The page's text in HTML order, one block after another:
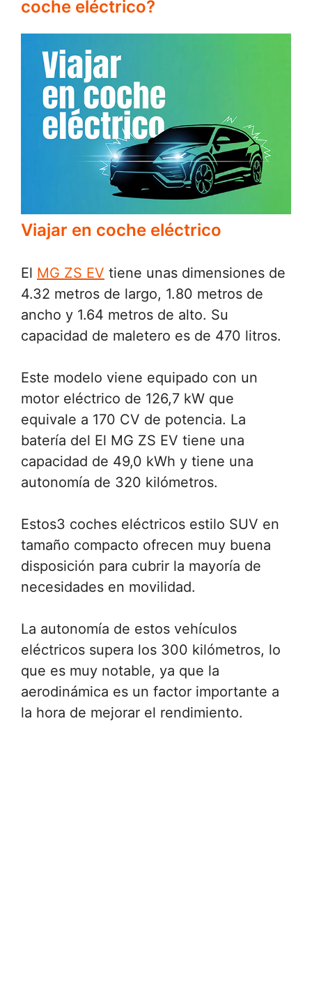
coche eléctrico?
Viajar en coche eléctrico
El MG ZS EV tiene unas dimensiones de
4.32 metros de largo, 1.80 metros de
ancho y 1.64 metros de alto. Su
capacidad de maletero es de 470 litros.
Este modelo viene equipado con un
motor eléctrico de 126,7 kW que
equivale a 170 CV de potencia. La
batería del El MG ZS EV tiene una
capacidad de 49,0 kWh y tiene una
autonomía de 320 kilómetros.
Estos3 coches eléctricos estilo SUV en
tamaño compacto ofrecen muy buena
disposición para cubrir la mayoría de
necesidades en movilidad.
La autonomía de estos vehículos
eléctricos supera los 300 kilómetros, lo
que es muy notable, ya que la
aerodinámica es un factor importante a
la hora de mejorar el rendimiento.